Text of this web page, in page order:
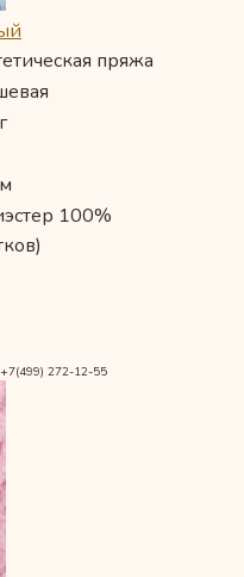
пряжа
100%
+7(499) 272-12-55